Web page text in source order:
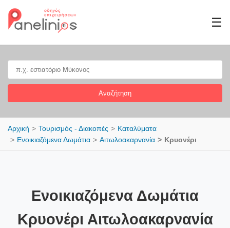
☰
Αναζήτηση
Αρχική Τουρισμός - Διακοπές
Καταλύματα
Ενοικιαζόμενα Δωμάτια
Αιτωλοακαρνανία Κρυονέρι
Ενοικιαζόμενα Δωμάτια
Κρυονέρι Αιτωλοακαρνανία